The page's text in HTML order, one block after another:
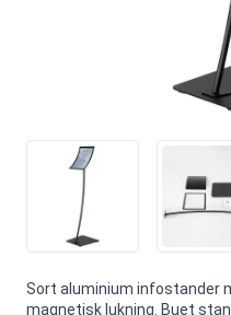
Sort aluminium infostander
magnetisk lukning. Buet